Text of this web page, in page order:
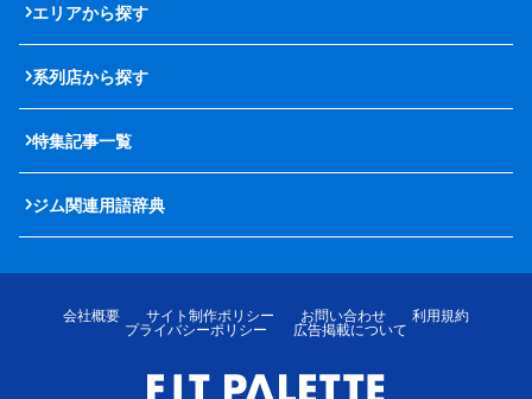
エリアから探す
系列店から探す
特集記事一覧
ジム関連用語辞典
会社概要 サイト制作ポリシー お問い合わせ
利用規約
プライバシーポリシー
広告掲載について